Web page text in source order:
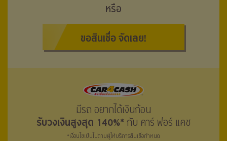
หรือ
ขอสินเชื่อ จัดเลย!
มีรถ อยากได้เงินก้อน
รับวงเงินสูงสุด 140%* กับ คาร์ ฟอร์ แคช
*เงื่อนไขเป็นไปตามผู้ให้บริการสินเชื่อกำหนด